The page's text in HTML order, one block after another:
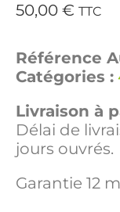
50,00 € TTC
Référence
Catégories :
Livraison à
Délai de
jours ouvrés.
Garantie 12